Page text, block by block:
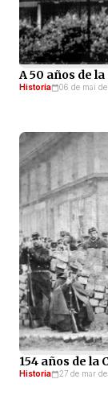
A 50 años de
Historia 06 de mai
154 años de la
Historia 27 de mar